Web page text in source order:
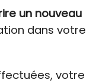
un nouveau
dans votre
votre